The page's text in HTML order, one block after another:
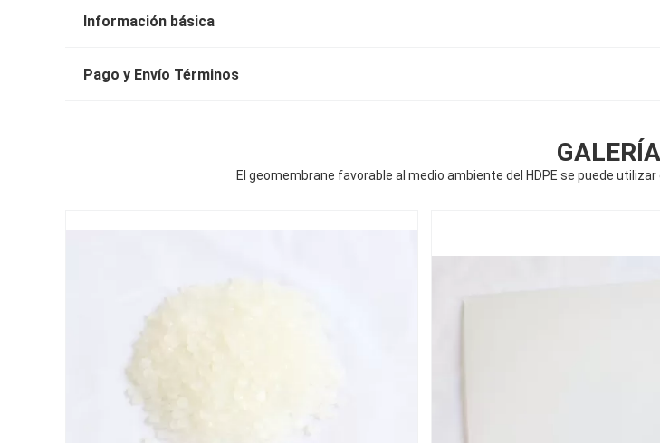
Información básica
Pago y Envío Términos
GALERÍA
El geomembrane favorable al medio ambiente del HDPE se puede